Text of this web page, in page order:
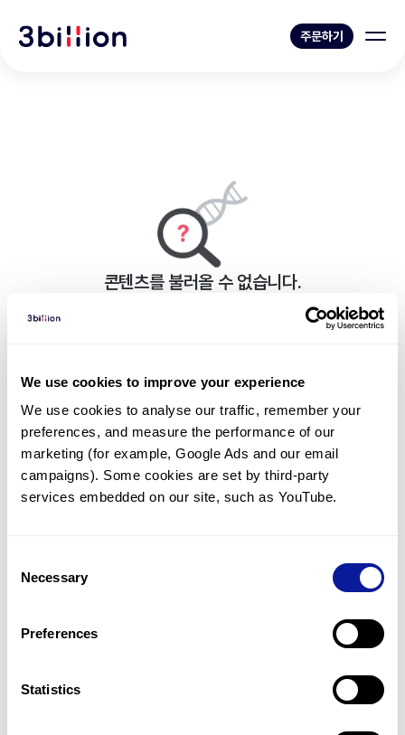
We use cookies to improve your experience
We use cookies to analyse our traffic, remember your
preferences, and measure the performance of our
marketing (for example, Google Ads and our email
campaigns). Some cookies are set by third-party
services embedded on our site, such as YouTube.
Selection
Necessary
Preferences
Statistics
주문하기
콘텐츠를 불러올 수 없습니다.
기술
Gene browser